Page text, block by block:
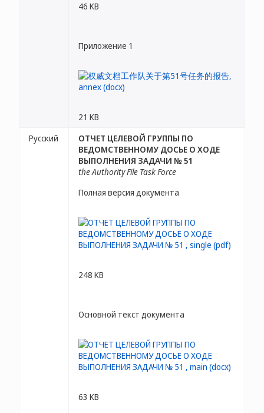
46 KB
Приложение 1
21 KB
Русский
ОТЧЕТ ЦЕЛЕВОЙ ГРУППЫ ПО
ВЕДОМСТВЕННОМУ ДОСЬЕ О ХОДЕ
ВЫПОЛНЕНИЯ ЗАДАЧИ № 51
the Authority File Task Force
Полная версия документа
248 KB
Основной текст документа
63 KB